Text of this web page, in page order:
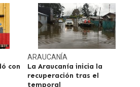
con
ARAUCANÍA
La Araucanía inicia la
recuperación tras el
temporal